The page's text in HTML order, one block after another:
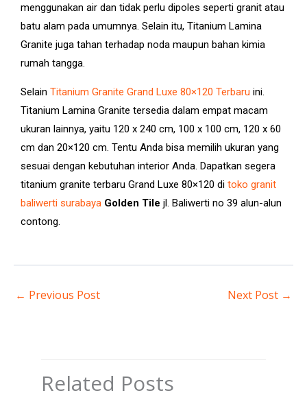
menggunakan air dan tidak perlu dipoles seperti granit atau
batu alam pada umumnya. Selain itu, Titanium Lamina
Granite juga tahan terhadap noda maupun bahan kimia
rumah tangga.
Selain Titanium Granite Grand Luxe 80×120 Terbaru ini.
Titanium Lamina Granite tersedia dalam empat macam
ukuran lainnya, yaitu 120 x 240 cm, 100 x 100 cm, 120 x 60
cm dan 20×120 cm. Tentu Anda bisa memilih ukuran yang
sesuai dengan kebutuhan interior Anda. Dapatkan segera
titanium granite terbaru Grand Luxe 80×120 di toko granit
baliwerti surabaya Golden Tile jl. Baliwerti no 39 alun-alun
contong.
← Previous Post Next Post →
Related Posts